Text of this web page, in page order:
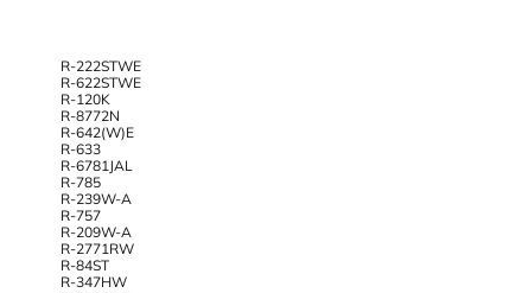
R-222STWE
R-622STWE
R-120K
R-8772N
R-642(W)E
R-633
R-6781JAL
R-785
R-239W-A
R-757
R-209W-A
R-2771RW
R-84ST
R-347HW